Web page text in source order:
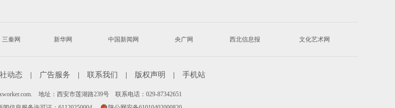
三秦网 新华网 中国新闻网 央广网 西北信息报 文化艺术网
动态 | 广告服务 | 联系我们 | 版权声明 | 手机站
地址：西安市莲湖路239号 联系电话：029-87342651